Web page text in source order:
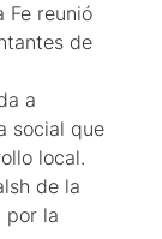
Fe reunió
de
a
social que
local.
de la
por la